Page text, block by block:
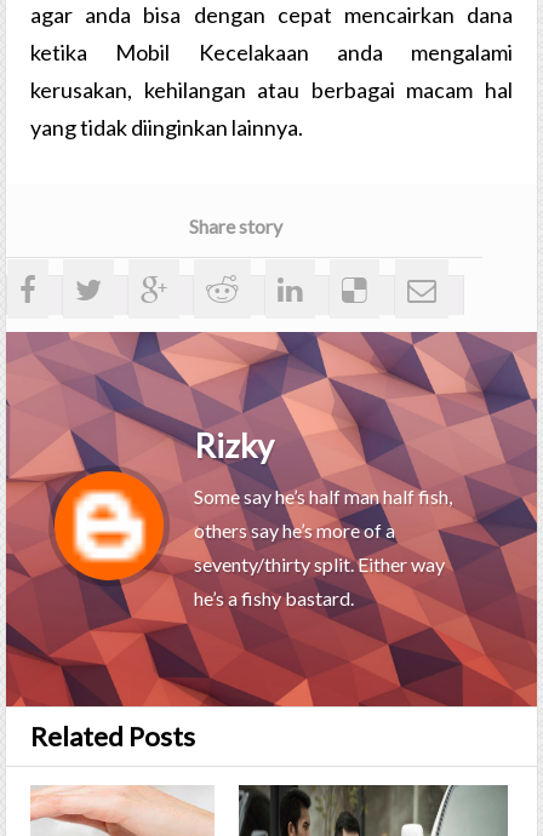
agar anda bisa dengan cepat mencairkan dana
ketika Mobil Kecelakaan anda mengalami
kerusakan, kehilangan atau berbagai macam hal
yang tidak diinginkan lainnya.
Share story
Rizky
Some say he’s half man half fish,
others say he’s more of a
seventy/thirty split. Either way
he’s a fishy bastard.
Related Posts